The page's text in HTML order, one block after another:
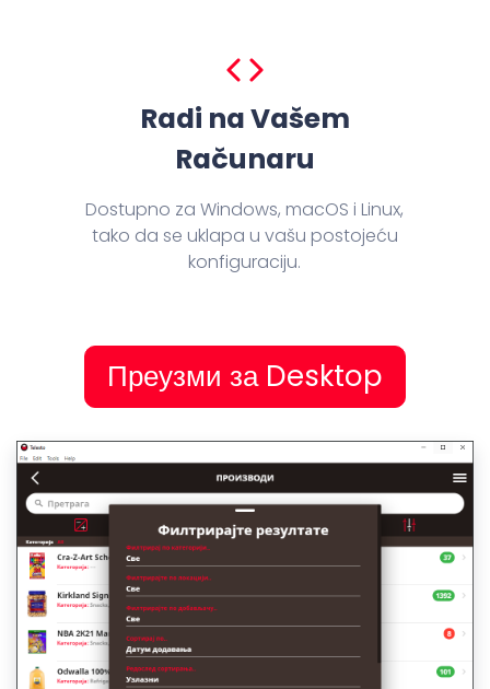
Radi na Vašem
Računaru
Dostupno za Windows, macOS i Linux,
tako da se uklapa u vašu postojeću
konfiguraciju.
Преузми за Desktop